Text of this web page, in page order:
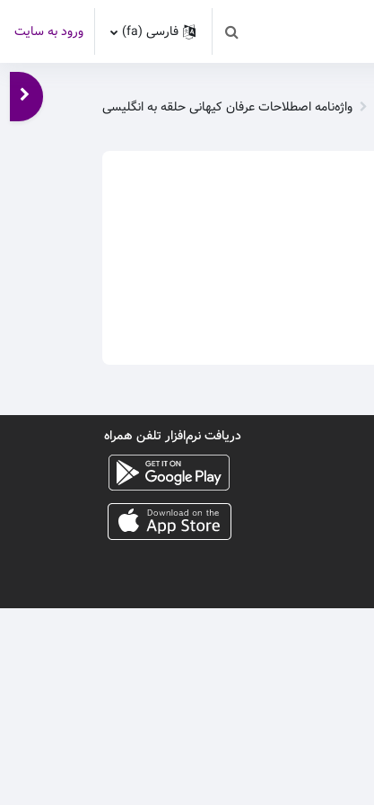
Toggle search input
فارسی ‎(fa)‎ ورود به سایت
واژه‌نامه اصطلاحات عرفان کیهانی حلقه به انگلیسی
باز
دریافت نرم‌افزار تلفن همراه